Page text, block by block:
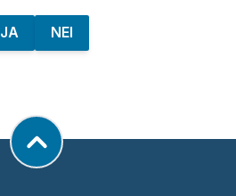
JA NEI